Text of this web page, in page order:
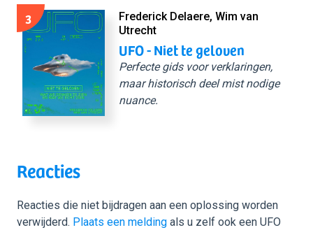
3
Frederick Delaere, Wim van
Utrecht
UFO - Niet te geloven
Perfecte gids voor verklaringen,
maar historisch deel mist nodige
nuance.
Reacties
Reacties die niet bijdragen aan een oplossing worden
verwijderd. Plaats een melding als u zelf ook een UFO